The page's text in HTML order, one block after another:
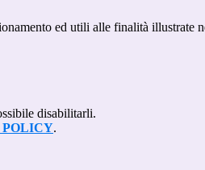
ed utili alle finalità illustrate
disabilitarli.
POLICY.